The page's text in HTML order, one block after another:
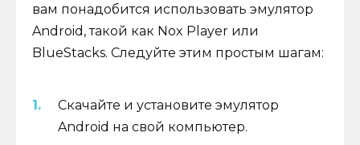
вам понадобится использовать эмулятор
Android, такой как Nox Player или
BlueStacks. Следуйте этим простым шагам:
Скачайте и установите эмулятор
Android на свой компьютер.